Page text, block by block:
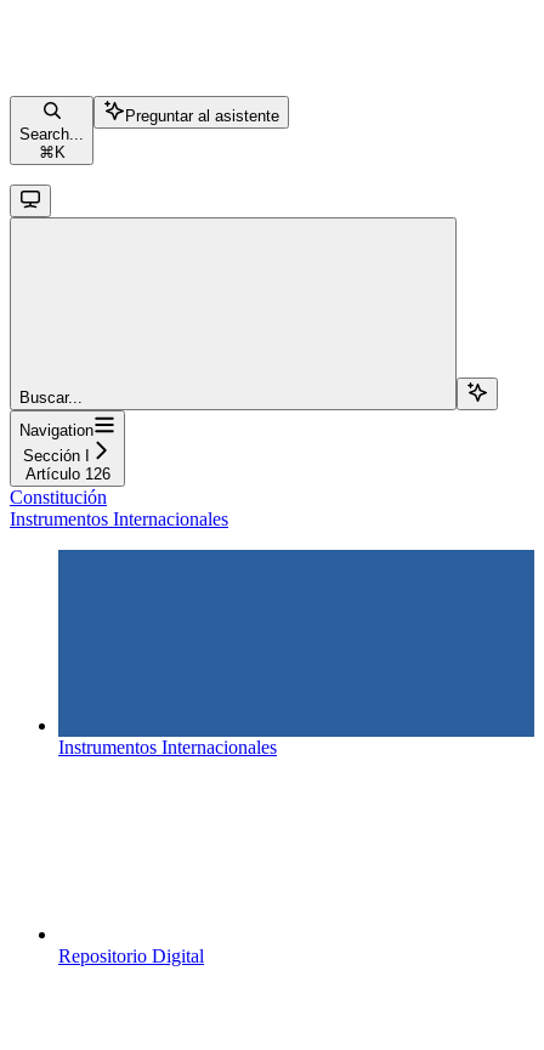
Search...
⌘ K
Preguntar al asistente
Buscar...
Navigation
Sección I
Artículo 126
Constitución
Instrumentos Internacionales
Instrumentos Internacionales
Repositorio Digital